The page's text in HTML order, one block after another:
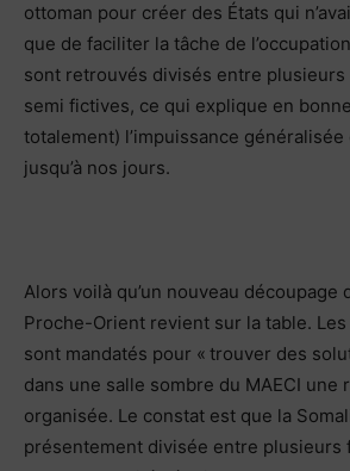
ottoman pour créer des États qui
que de faciliter la tâche de
sont retrouvés divisés entre
semi fictives, ce qui explique en
totalement) l’impuissance généralisée
jusqu’à nos jours.
Alors voilà qu’un nouveau découpage
Proche-Orient revient sur la table.
sont mandatés pour « trouver des
dans une salle sombre du MAECI une
organisée. Le constat est que la
présentement divisée entre plusieurs